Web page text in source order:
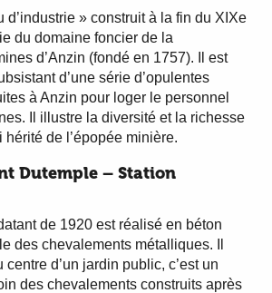
d’industrie » construit à la fin du XIXe
du domaine foncier de la
d’Anzin (fondé en 1757). Il est
d’une série d’opulentes
à Anzin pour loger le personnel
Il illustre la diversité et la richesse
de l’épopée minière.
Dutemple – Station
de 1920 est réalisé en béton
des chevalements métalliques. Il
d’un jardin public, c’est un
des chevalements construits après